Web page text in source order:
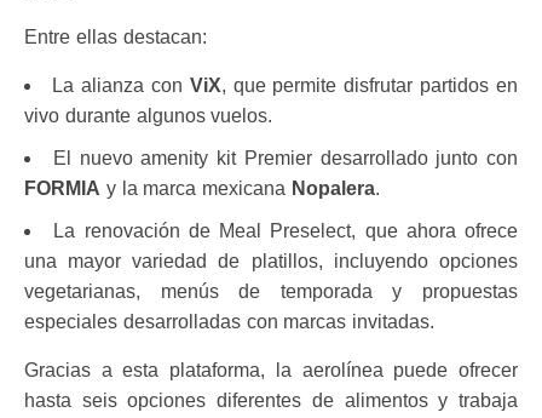
Entre ellas destacan:
La alianza con ViX, que permite disfrutar partidos en
vivo durante algunos vuelos.
El nuevo amenity kit Premier desarrollado junto con
FORMIA y la marca mexicana Nopalera.
La renovación de Meal Preselect, que ahora ofrece
una mayor variedad de platillos, incluyendo opciones
vegetarianas, menús de temporada y propuestas
especiales desarrolladas con marcas invitadas.
Gracias a esta plataforma, la aerolínea puede ofrecer
hasta seis opciones diferentes de alimentos y trabaja